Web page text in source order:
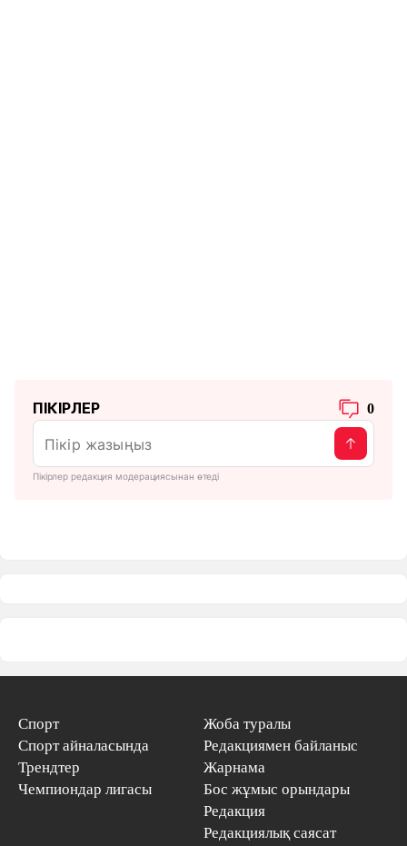
ПІКІРЛЕР 0
Пікірлер редакция модерациясынан өтеді
Спорт
Спорт айналасында
Трендтер
Чемпиондар лигасы
Жоба туралы
Редакциямен байланыс
Жарнама
Бос жұмыс орындары
Редакция
Редакциялық саясат